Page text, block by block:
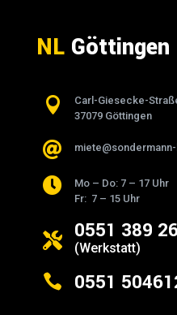
NLGöttingen

Carl-Giesecke-
37079 Göttingen


Mo – Do: 7 – 17 Uhr
Fr: 7 – 15 Uhr
 0551 389
(Werkstatt)
 0551